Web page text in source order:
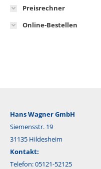
Preisrechner
Online-Bestellen
Hans Wagner GmbH
Siemensstr. 19
31135 Hildesheim
Kontakt:
Telefon: 05121-52125